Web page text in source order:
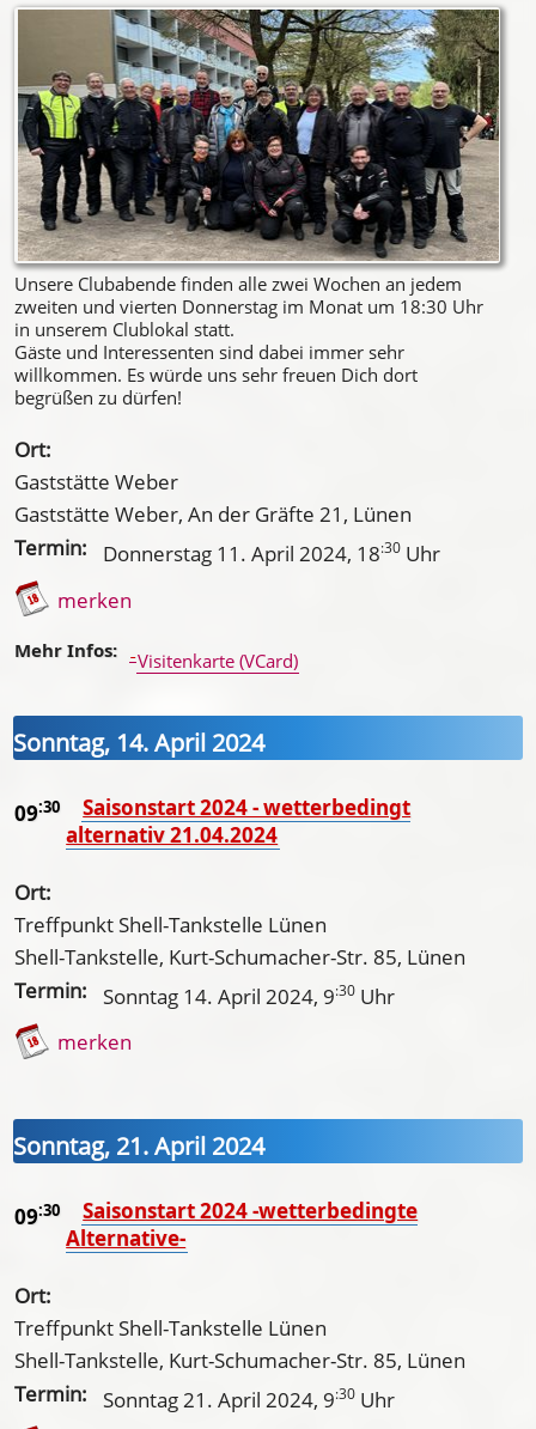
Unsere Clubabende finden alle zwei Wochen an jedem
zweiten und vierten Donnerstag im Monat um 18:30 Uhr
in unserem Clublokal statt.
Gäste und Interessenten sind dabei immer sehr
willkommen. Es würde uns sehr freuen Dich dort
begrüßen zu dürfen!
Ort:
Gaststätte Weber
Gaststätte Weber, An der Gräfte 21, Lünen
Termin:
Donnerstag 11. April 2024, 18:30 Uhr
merken
Mehr Infos: Visitenkarte (VCard)
Sonntag, 14. April 2024
09:30
Saisonstart 2024 - wetterbedingt
alternativ 21.04.2024
Ort:
Treffpunkt Shell-Tankstelle Lünen
Shell-Tankstelle, Kurt-Schumacher-Str. 85, Lünen
Termin:
Sonntag 14. April 2024, 9:30 Uhr
merken
Sonntag, 21. April 2024
09:30
Saisonstart 2024 -wetterbedingte
Alternative-
Ort:
Treffpunkt Shell-Tankstelle Lünen
Shell-Tankstelle, Kurt-Schumacher-Str. 85, Lünen
Termin:
Sonntag 21. April 2024, 9:30 Uhr